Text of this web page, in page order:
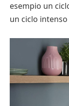
esempio un
un ciclo